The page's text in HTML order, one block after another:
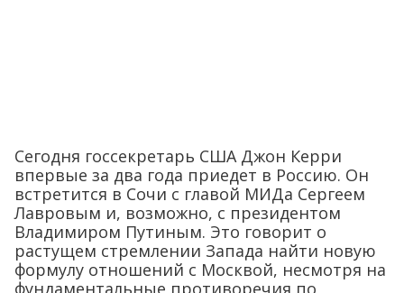
Сегодня госсекретарь США Джон Керри
впервые за два года приедет в Россию. Он
встретится в Сочи с главой МИДа Сергеем
Лавровым и, возможно, с президентом
Владимиром Путиным. Это говорит о
растущем стремлении Запада найти новую
формулу отношений с Москвой, несмотря на
фундаментальные противоречия по